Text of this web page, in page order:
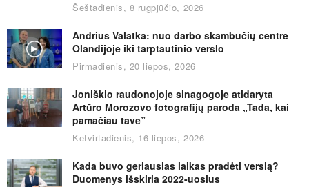
Šeštadienis, 8 rugpjūčio, 2026
Andrius Valatka: nuo darbo skambučių centre
Olandijoje iki tarptautinio verslo
Pirmadienis, 20 liepos, 2026
Joniškio raudonojoje sinagogoje atidaryta
Artūro Morozovo fotografijų paroda „Tada, kai
pamačiau tave”
Ketvirtadienis, 16 liepos, 2026
Kada buvo geriausias laikas pradėti verslą?
Duomenys išskiria 2022-uosius